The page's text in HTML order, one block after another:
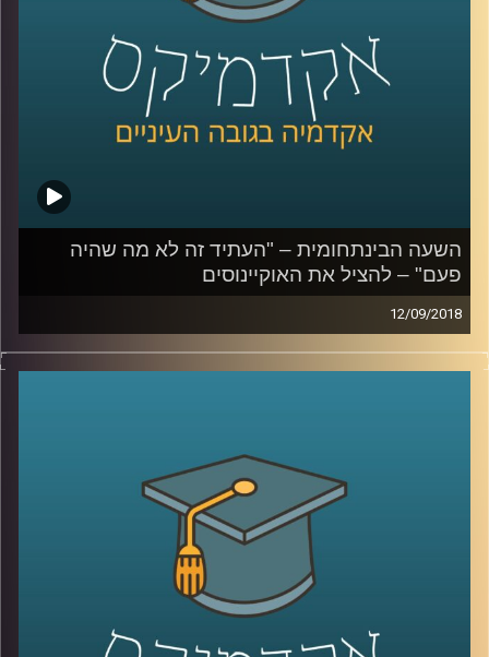
AudioVersity
השעה הבינתחומית – "העתיד זה לא מה שהיה
פעם" – להציל את האוקיינוסים
12/09/2018
רוב כוכב הלכת שלנו מכוסה במים והאוקיינוסים
האקלים, דרך המסעות באמצעותם גילו בני
האדם את כדור הארץ, עד נתיבי מסחר
ומלחמה, שטחים חקלאיים ודגה. פרופסור יואב
יאיר מתאר את הנזקים שאנו גורמים
לאוקיינוסים, מסביר על הסכנות הטמונות בכך
וגם – מה עלינו לעשות בכדי להימנע מהיום בו
נשחה בים של מדוזות ופלסטיק?